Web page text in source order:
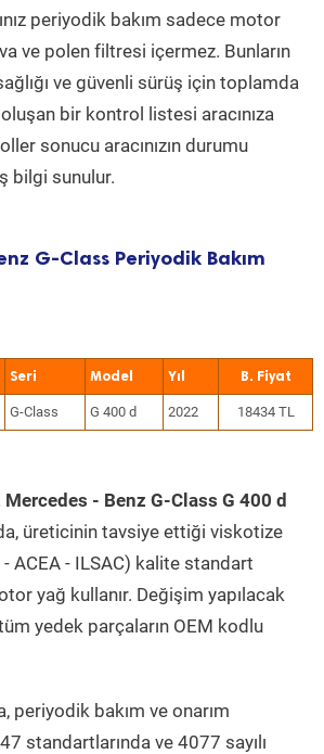
periyodik bakım sadece motor
ve polen filtresi içermez. Bunların
sağlığı ve güvenli sürüş için toplamda
bir kontrol listesi aracınıza
sonucu aracınızın durumu
bilgi sunulur.
G-Class Periyodik Bakım
Seri Model Yıl
G-Class G 400 d 2022 18434 TL
- Benz G-Class G 400 d
üreticinin tavsiye ettiği viskotize
ACEA - ILSAC) kalite standart
yağ kullanır. Değişim yapılacak
yedek parçaların OEM kodlu
periyodik bakım ve onarım
standartlarında ve 4077 sayılı